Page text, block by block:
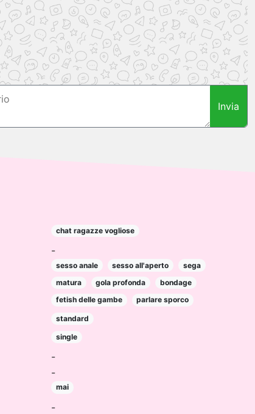
Invia
chat ragazze vogliose
-
sesso anale sesso all'aperto
sega
matura
gola profonda
bondage
fetish delle gambe
parlare sporco
standard
single
-
-
mai
-